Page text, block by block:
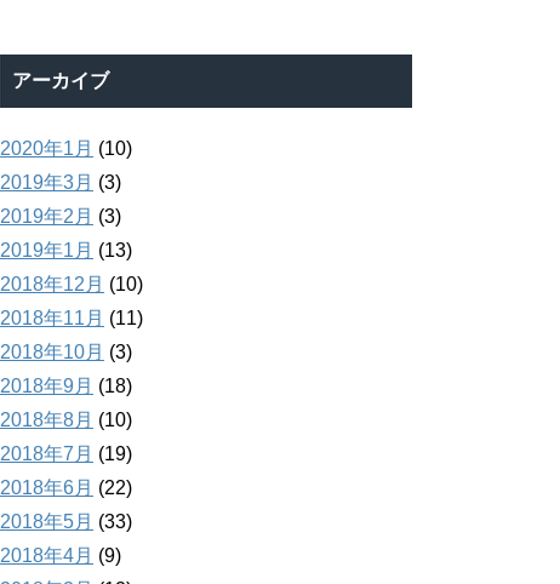
アーカイブ
2020年1月 (10)
2019年3月 (3)
2019年2月 (3)
2019年1月 (13)
2018年12月 (10)
2018年11月 (11)
2018年10月 (3)
2018年9月 (18)
2018年8月 (10)
2018年7月 (19)
2018年6月 (22)
2018年5月 (33)
2018年4月 (9)